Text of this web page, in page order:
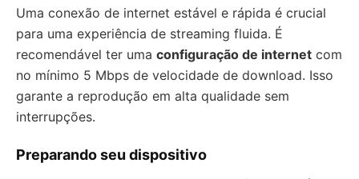
Uma conexão de internet estável e rápida é crucial
para uma experiência de streaming fluida. É
recomendável ter uma configuração de internet com
no mínimo 5 Mbps de velocidade de download. Isso
garante a reprodução em alta qualidade sem
interrupções.
Preparando seu dispositivo